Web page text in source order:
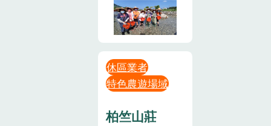
休區業者
特色農遊場域
柏竺山莊